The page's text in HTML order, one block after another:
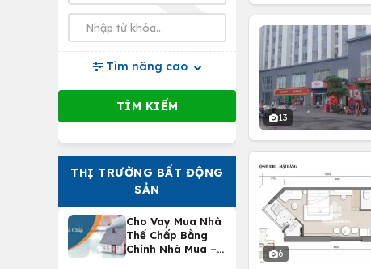
Tìm nâng cao
THỊ TRƯỜNG BẤT ĐỘNG
SẢN
Cho Vay Mua Nhà
Thế Chấp Bằng
Chính Nhà Mua –
13
6